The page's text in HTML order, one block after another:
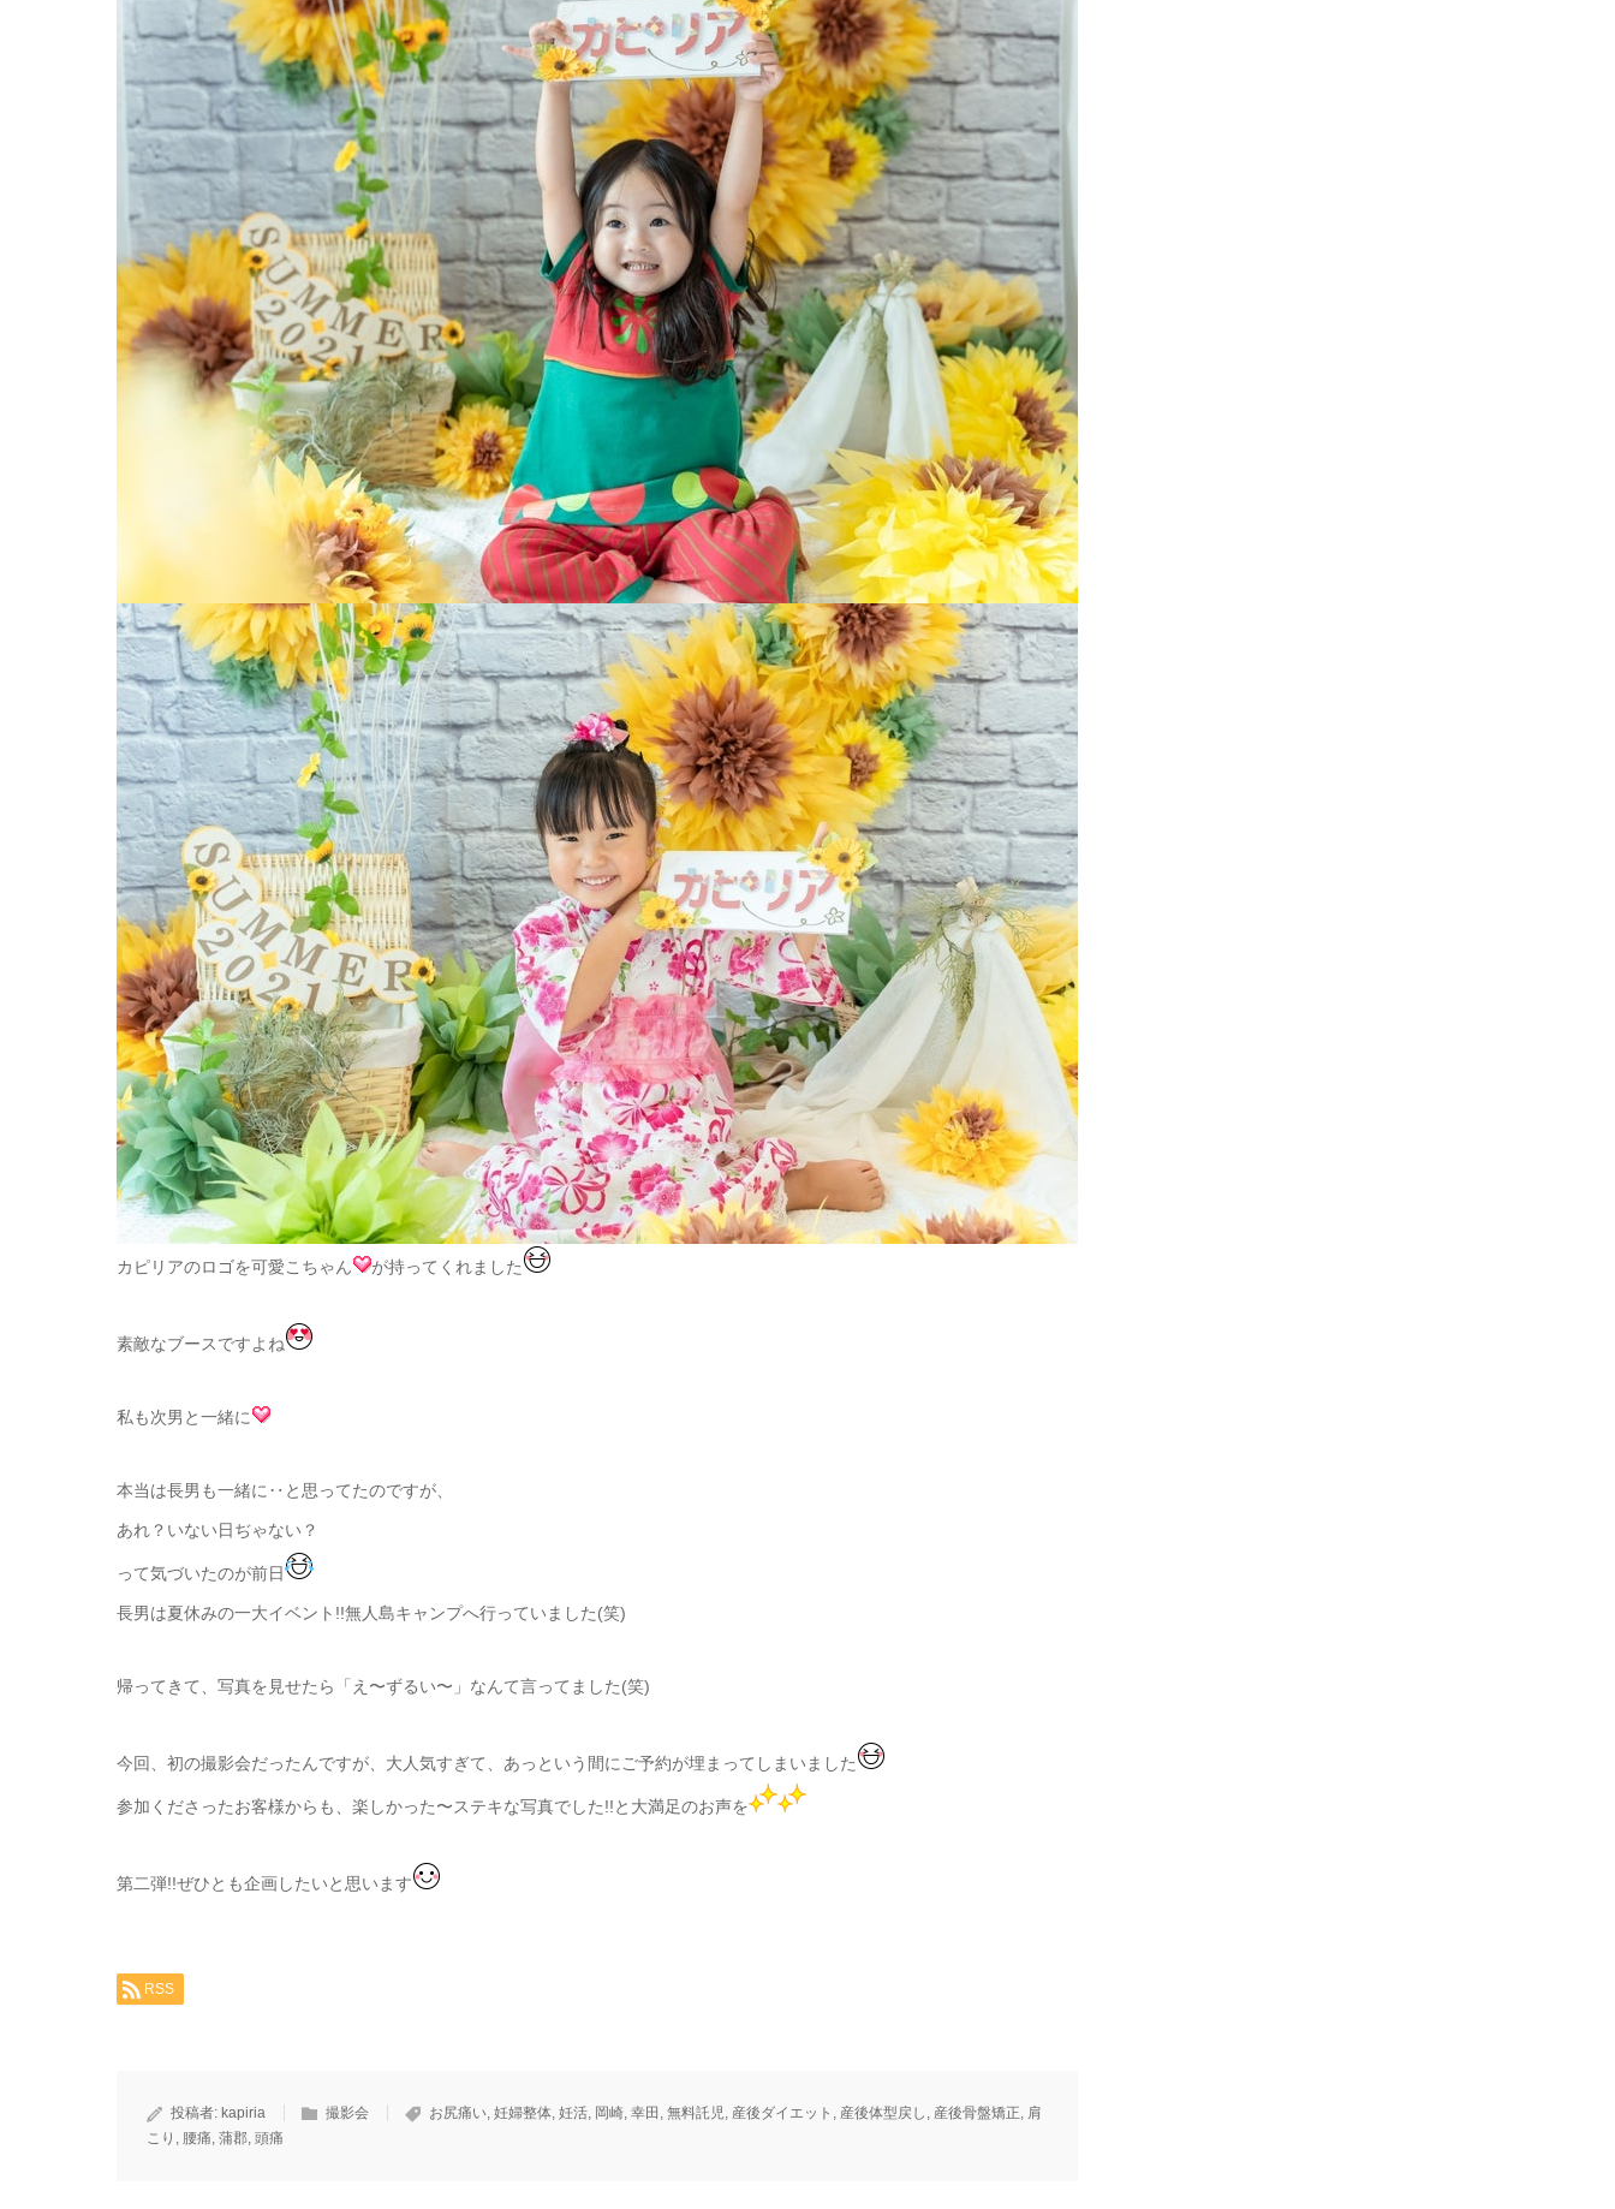
カピリアのロゴを可愛こちゃん が持ってくれました
素敵なブースですよね
私も次男と一緒に
本当は長男も一緒に‥と思ってたのですが、
あれ？いない日ぢゃない？
って気づいたのが前日
長男は夏休みの一大イベント!!無人島キャンプへ行っていました(笑)
帰ってきて、写真を見せたら「え〜ずるい〜」なんて言ってました(笑)
今回、初の撮影会だったんですが、大人気すぎて、あっという間にご予約が埋まってしまいました
参加くださったお客様からも、楽しかった〜ステキな写真でした!!と大満足のお声を
第二弾!!ぜひとも企画したいと思います
RSS
投稿者: kapiria 撮影会 お尻痛い, 妊婦整体, 妊活, 岡崎, 幸田 , 無料託児, 産後ダイエット , 産後体型戻し , 産後骨盤矯正, 肩
こり , 腰痛, 蒲郡, 頭痛